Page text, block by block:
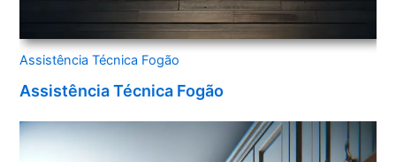
Assistência Técnica Fogão
Assistência Técnica Fogão